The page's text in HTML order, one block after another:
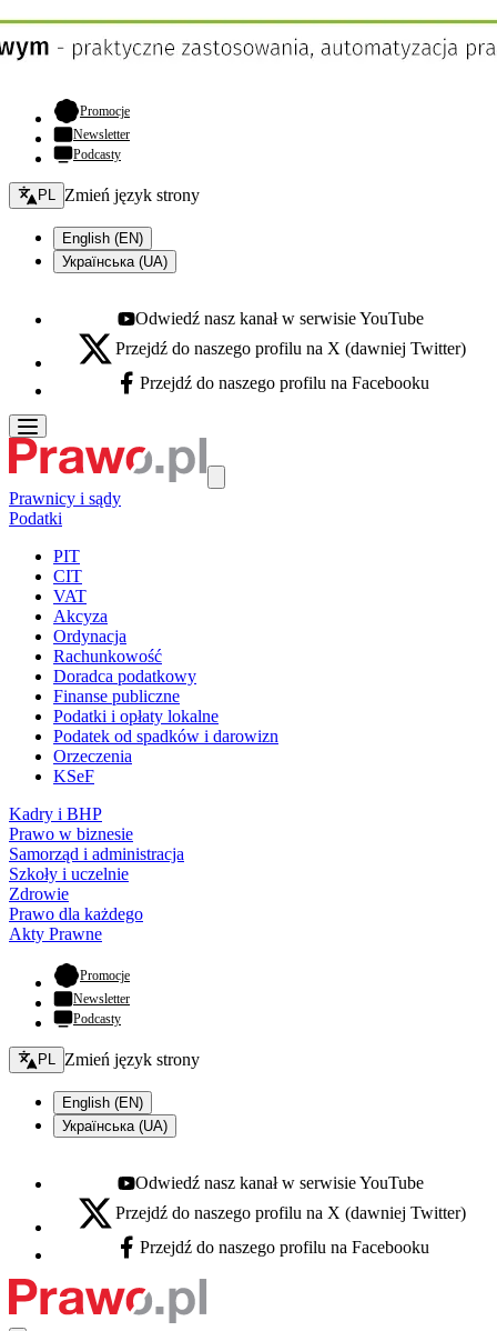
Promocje- otwiera się w nowej karcie
Newsletter
Podcasty
Zmień język - bieżący:
PL Zmień język strony
English (EN)
Українська (UA)
Youtube - otwiera się w nowej karcie
Odwiedź nasz kanał w serwisie YouTube
X - otwiera się w nowej karcie
Przejdź do naszego profilu na X (dawniej Twitter)
Facebook - otwiera się w nowej karcie
Przejdź do naszego profilu na Facebooku
Prawnicy i sądy
Podatki
PIT
CIT
VAT
Akcyza
Ordynacja
Rachunkowość
Doradca podatkowy
Finanse publiczne
Podatki i opłaty lokalne
Podatek od spadków i darowizn
Orzeczenia
KSeF
Kadry i BHP
Prawo w biznesie
Samorząd i administracja
Szkoły i uczelnie
Zdrowie
Prawo dla każdego
Akty Prawne
Promocje- otwiera się w nowej karcie
Newsletter
Podcasty
Zmień język - bieżący:
PL Zmień język strony
English (EN)
Українська (UA)
Youtube - otwiera się w nowej karcie
Odwiedź nasz kanał w serwisie YouTube
X - otwiera się w nowej karcie
Przejdź do naszego profilu na X (dawniej Twitter)
Facebook - otwiera się w nowej karcie
Przejdź do naszego profilu na Facebooku